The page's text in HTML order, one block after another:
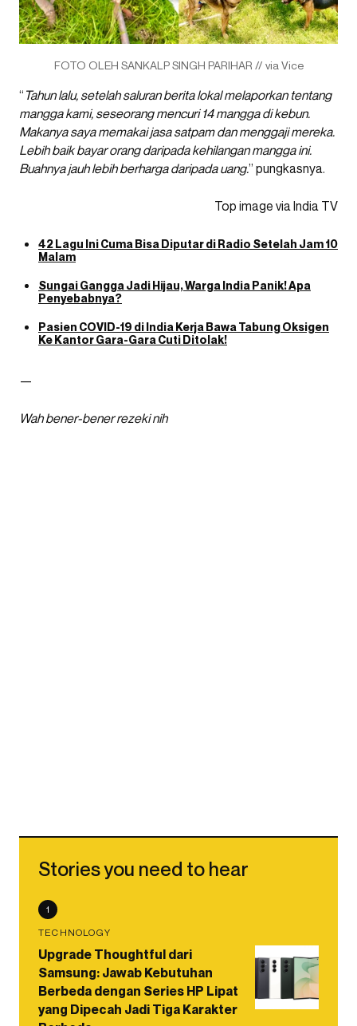
FOTO OLEH SANKALP SINGH PARIHAR // via Vice
“ Tahun lalu, setelah saluran berita lokal melaporkan tentang
mangga kami, seseorang mencuri 14 mangga di kebun.
Makanya saya memakai jasa satpam dan menggaji mereka.
Lebih baik bayar orang daripada kehilangan mangga ini.
Buahnya jauh lebih berharga daripada uang.” pungkasnya.
Top image via India TV
42 Lagu Ini Cuma Bisa Diputar di Radio Setelah Jam 10
Malam
Sungai Gangga Jadi Hijau, Warga India Panik! Apa
Penyebabnya?
Pasien COVID-19 di India Kerja Bawa Tabung Oksigen
Ke Kantor Gara-Gara Cuti Ditolak!
—
Wah bener-bener rezeki nih
Stories you need to hear
1
TECHNOLOGY
Upgrade Thoughtful dari
Samsung: Jawab Kebutuhan
Berbeda dengan Series HP Lipat
yang Dipecah Jadi Tiga Karakter